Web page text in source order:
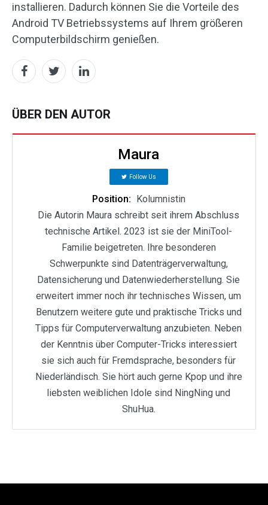
installieren. Dadurch können Sie die Vorteile des
Android TV Betriebssystems auf Ihrem größeren
Computerbildschirm genießen.
ÜBER DEN AUTOR
Maura
Follow Us
Position:
Kolumnistin
Die Autorin Maura schreibt seit ihrem Abschluss
technische Artikel. 2023 ist sie der MiniTool-
Familie beigetreten. Ihre besonderen
Schwerpunkte sind Datenträgerverwaltung,
Datensicherung und Datenwiederherstellung. Sie
erweitert immer noch ihr technisches Wissen, um
Benutzern weitere gute und praktische Tricks und
Tipps für Computerverwaltung anzubieten. Neben
der Kenntnis über Computer-Tricks interessiert
sie sich auch für Fremdsprache, besonders für
Niederländisch. Sie hört auch gerne Kpop und ihre
liebsten weiblichen Idole sind NingNing und
ShuHua.